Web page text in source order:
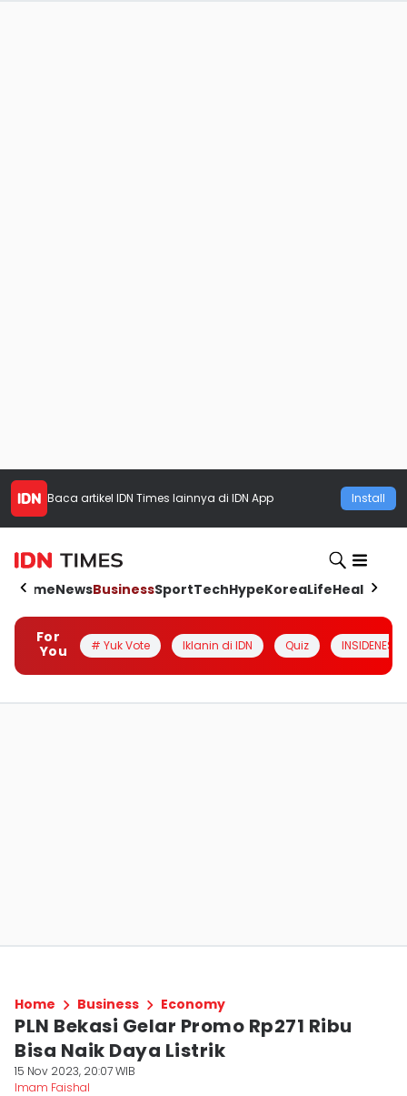
Baca artikel IDN Times lainnya di IDN App Install
HomeNewsBusinessSportTechHypeKoreaLifeHealth
For
You
# Yuk Vote Iklanin di IDN Quiz INSIDENESIA
Home Business Economy
PLN Bekasi Gelar Promo Rp271 Ribu
Bisa Naik Daya Listrik
15 Nov 2023, 20:07 WIB
Imam Faishal